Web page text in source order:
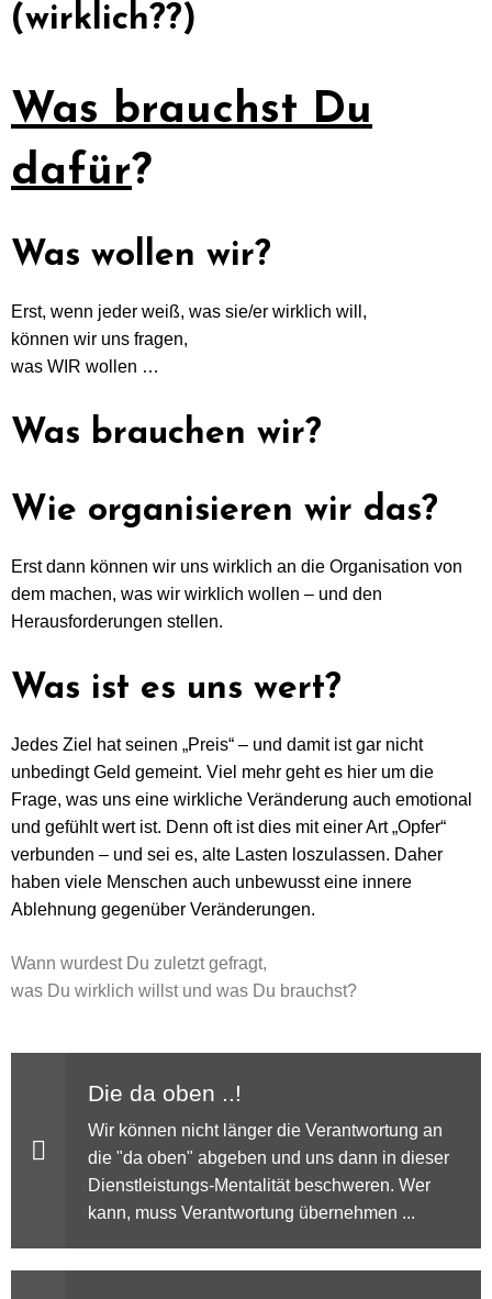
(wirklich??)
Was brauchst Du
dafür?
Was wollen wir?
Erst, wenn jeder weiß, was sie/er wirklich will,
können wir uns fragen,
was WIR wollen …
Was brauchen wir?
Wie organisieren wir das?
Erst dann können wir uns wirklich an die Organisation von
dem machen, was wir wirklich wollen – und den
Herausforderungen stellen.
Was ist es uns wert?
Jedes Ziel hat seinen „Preis“ – und damit ist gar nicht
unbedingt Geld gemeint. Viel mehr geht es hier um die
Frage, was uns eine wirkliche Veränderung auch emotional
und gefühlt wert ist. Denn oft ist dies mit einer Art „Opfer“
verbunden – und sei es, alte Lasten loszulassen. Daher
haben viele Menschen auch unbewusst eine innere
Ablehnung gegenüber Veränderungen.
Wann wurdest Du zuletzt gefragt,
was Du wirklich willst und was Du brauchst?
Die da oben ..!
Wir können nicht länger die Verantwortung an
die "da oben" abgeben und uns dann in dieser
Dienstleistungs-Mentalität beschweren. Wer
kann, muss Verantwortung übernehmen ...